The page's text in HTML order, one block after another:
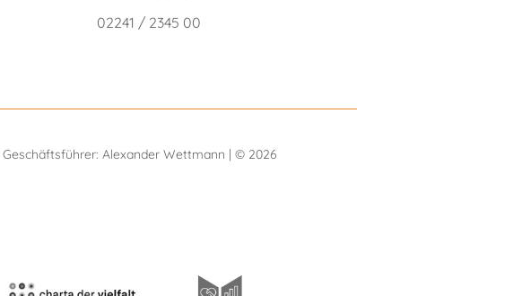
02241 / 2345 00
| Geschäftsführer: Alexander Wettmann | © 2026